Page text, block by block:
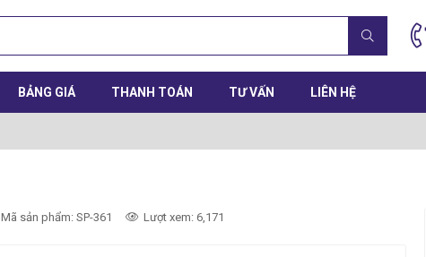
BẢNG GIÁ THANH TOÁN TƯ VẤN LIÊN HỆ
Mã sản phẩm: SP-361 Lượt xem: 6,171